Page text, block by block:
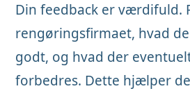
Din feedback er værdifuld.
rengøringsfirmaet, hvad
godt, og hvad der
forbedres. Dette hjælper